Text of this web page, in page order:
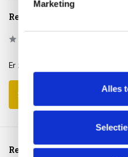
Marketing
Alles
Reviews
Er zijn nog geen reviews
Schrijf je eigen review
Reeds bekeken